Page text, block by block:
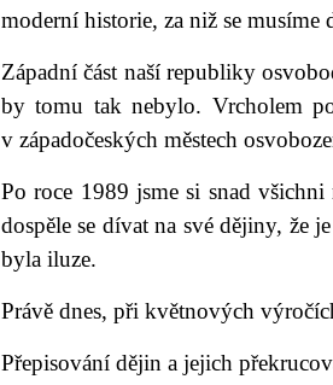
moderní historie, za niž se musíme
Západní část naší republiky
by tomu tak nebylo. Vrcholem
v západočeských městech
Po roce 1989 jsme si snad všichni
dospěle se dívat na své dějiny, že
byla iluze.
Právě dnes, při květnových
Přepisování dějin a jejich